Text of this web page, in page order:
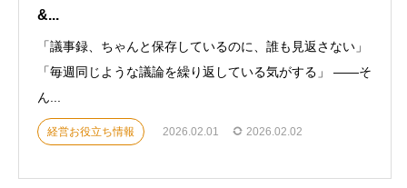
&...
「議事録、ちゃんと保存しているのに、誰も見返さない」
「毎週同じような議論を繰り返している気がする」 ——そ
ん...
経営お役立ち情報 2026.02.01 2026.02.02